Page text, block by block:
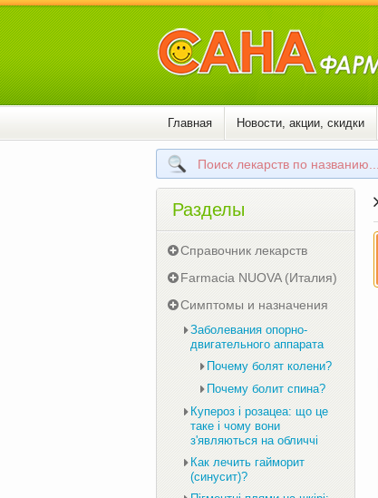
Главная Новости, акции, скидки
Разделы
Справочник лекарств
Farmacia NUOVA (Италия)
Симптомы и назначения
Заболевания опорно-
двигательного аппарата
Почему болят колени?
Почему болит спина?
Купероз і розацеа: що це
таке і чому вони
з'являються на обличчі
Как лечить гайморит
(синусит)?